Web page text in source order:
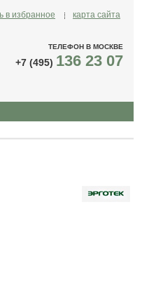
в избранное карта сайта
ТЕЛЕФОН В МОСКВЕ
+7 (495) 136 23 07